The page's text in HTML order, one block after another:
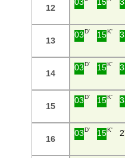
12
13
03D' 15K'
14
03D' 15K'
15
03D' 15K'
16
03D' 15K'